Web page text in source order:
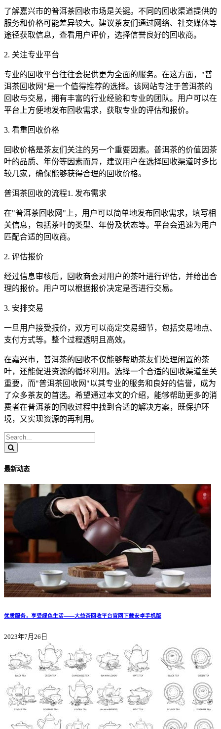
了解嘉兴市的普洱茶回收市场是关键。不同的回收渠道提供的
服务和价格可能差异较大。建议茶友们通过网络、社交媒体等
途径获取信息，查看用户评价，选择信誉良好的回收商。
2. 关注专业平台
专业的回收平台往往会提供更为全面的服务。在这方面，"普
洱茶回收网"是一个值得推荐的选择。该网站专注于普洱茶的
回收与交易，拥有丰富的行业经验和专业的团队。用户可以在
平台上方便地发布回收需求，获取专业的评估和报价。
3. 看重回收价格
回收价格是茶友们关注的另一个重要因素。普洱茶的价值因茶
叶的品质、年份等因素而异，建议用户在选择回收渠道时多比
较几家，确保能够获得合理的回收价格。
普洱茶回收的流程1. 发布需求
在"普洱茶回收网"上，用户可以简单地发布回收需求，填写相
关信息，包括茶叶的类型、年份及状态等。平台会迅速为用户
匹配合适的回收商。
2. 评估报价
经过信息审核后，回收商会对用户的茶叶进行评估，并给出合
理的报价。用户可以根据报价决定是否进行交易。
3. 安排交易
一旦用户接受报价，双方可以商定交易细节，包括交易地点、
支付方式等。整个过程透明且高效。
在嘉兴市，普洱茶的回收不仅能够帮助茶友们处理闲置的茶
叶，还能促进资源的循环利用。选择一个合适的回收渠道至关
重要，而"普洱茶回收网"以其专业的服务和良好的信誉，成为
了众多茶友的首选。希望通过本文的介绍，能够帮助更多的消
费者在普洱茶的回收过程中找到合适的解决方案，既保护环
境，又实现资源的再利用。
最新动态
优质服务，享受绿色生活——大益茶回收平台官网下载安卓手机版
2023年7月26日